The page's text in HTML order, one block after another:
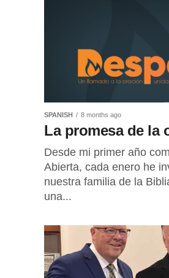
SPANISH 8 months ago
La promesa de la
Desde mi primer año
Abierta, cada enero he
nuestra familia de la
una...